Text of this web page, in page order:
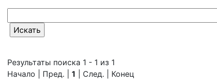
Результаты поиска 1 - 1 из 1
Начало | Пред. | 1 | След. | Конец